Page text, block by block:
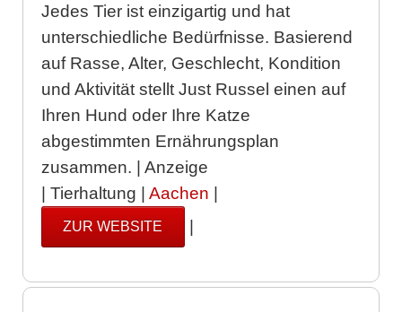
Jedes Tier ist einzigartig und hat
unterschiedliche Bedürfnisse. Basierend
auf Rasse, Alter, Geschlecht, Kondition
und Aktivität stellt Just Russel einen auf
Ihren Hund oder Ihre Katze
abgestimmten Ernährungsplan
zusammen. | Anzeige
| Tierhaltung | Aachen |
ZUR WEBSITE |